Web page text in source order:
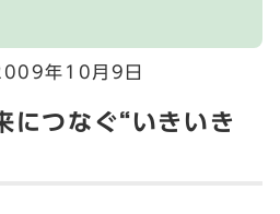
年10月9日
につなぐ“いきいき